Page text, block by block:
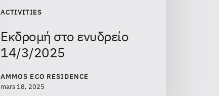
ACTIVITIES
Εκδρομή στο ενυδρείο
14/3/2025
AMMOS ECO RESIDENCE
mars 18, 2025